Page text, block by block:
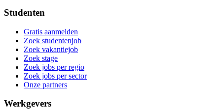
Studenten
Gratis aanmelden
Zoek studentenjob
Zoek vakantiejob
Zoek stage
Zoek jobs per regio
Zoek jobs per sector
Onze partners
Werkgevers